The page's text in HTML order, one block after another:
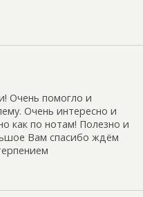
Очень помогло и
Очень интересно и
как по нотам! Полезно и
Вам спасибо ждём